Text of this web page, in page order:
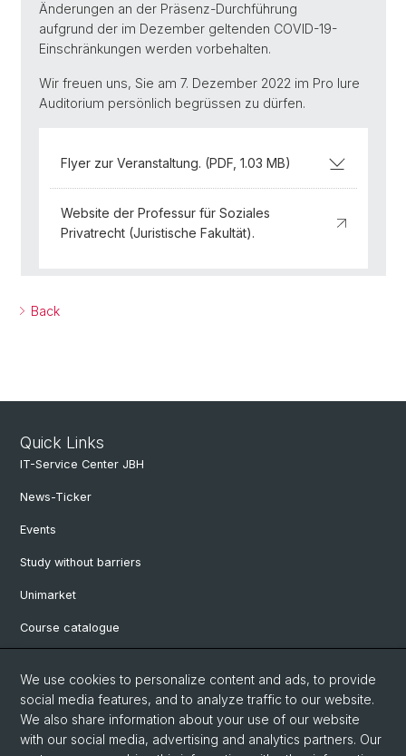
Änderungen an der Präsenz-Durchführung
aufgrund der im Dezember geltenden COVID-19-
Einschränkungen werden vorbehalten.
Wir freuen uns, Sie am 7. Dezember 2022 im Pro Iure
Auditorium persönlich begrüssen zu dürfen.
Flyer zur Veranstaltung. (PDF, 1.03 MB)
Website der Professur für Soziales
Privatrecht (Juristische Fakultät).
Back
Quick Links
IT-Service Center JBH
News-Ticker
Events
Study without barriers
Unimarket
Course catalogue
Social Media
We use cookies to personalize content and ads, to provide
social media features, and to analyze traffic to our website.
We also share information about your use of our website
with our social media, advertising and analytics partners. Our